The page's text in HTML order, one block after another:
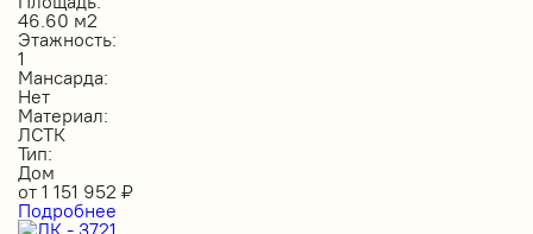
46.60 м2
Этажность:
1
Мансарда:
Нет
Материал:
ЛСТК
Тип:
Дом
от 1 151 952 ₽
Подробнее